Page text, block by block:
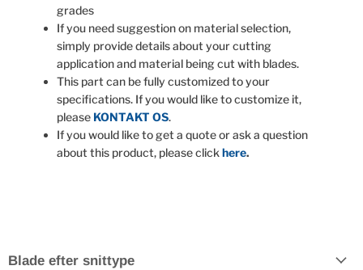
grades
If you need suggestion on material selection,
simply provide details about your cutting
application and material being cut with blades.
This part can be fully customized to your
specifications. If you would like to customize it,
please KONTAKT OS.
If you would like to get a quote or ask a question
about this product, please clickhere.
Blade efter snittype